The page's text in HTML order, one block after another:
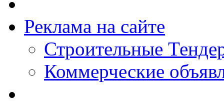
Реклама на сайте
Строительные
Коммерческие